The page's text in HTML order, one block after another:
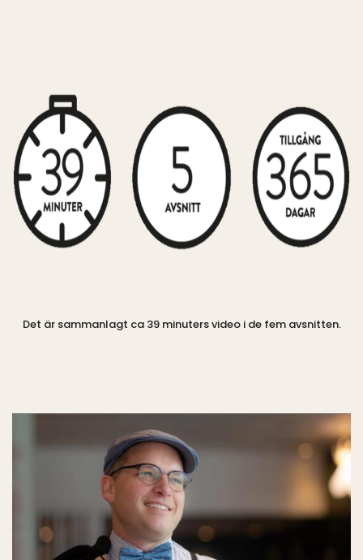
Det är sammanlagt ca 39 minuters video i de fem avsnitten.